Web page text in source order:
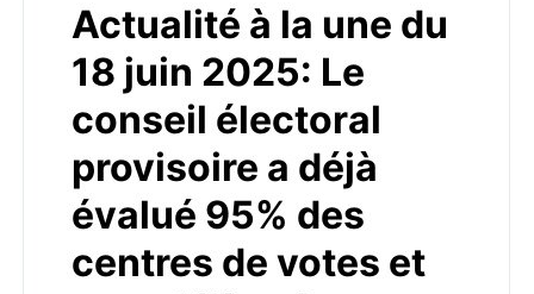
Actualité à la une du
18 juin 2025: Le
conseil électoral
provisoire a déjà
évalué 95% des
centres de votes et